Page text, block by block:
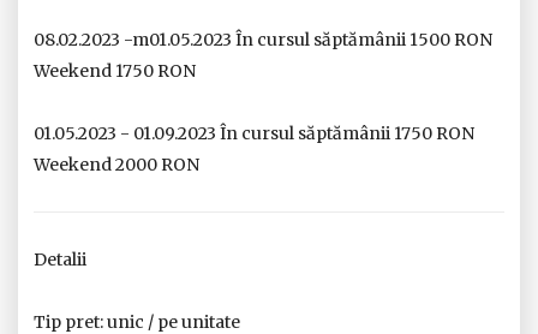
08.02.2023 -m01.05.2023 În cursul săptămânii 1500 RON
Weekend 1750 RON
01.05.2023 - 01.09.2023 În cursul săptămânii 1750 RON
Weekend 2000 RON
Detalii
Tip pret: unic / pe unitate